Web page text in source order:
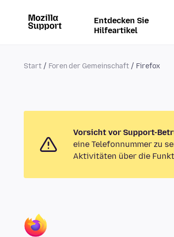
Entdecken Sie
Hilfeartikel
Start Foren der Gemeinschaft Firefox
Vorsicht vor Support-
eine Telefonnummer zu
Aktivitäten über die